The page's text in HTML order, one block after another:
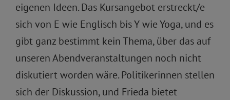
eigenen Ideen. Das Kursangebot erstreckt/e
sich von E wie Englisch bis Y wie Yoga, und es
gibt ganz bestimmt kein Thema, über das auf
unseren Abendveranstaltungen noch nicht
diskutiert worden wäre. Politikerinnen stellen
sich der Diskussion, und Frieda bietet